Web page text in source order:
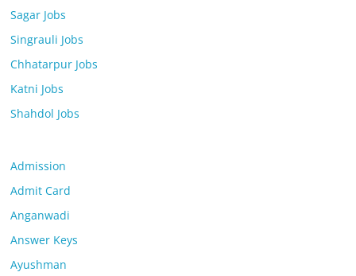
Sagar Jobs
Singrauli Jobs
Chhatarpur Jobs
Katni Jobs
Shahdol Jobs
Admission
Admit Card
Anganwadi
Answer Keys
Ayushman